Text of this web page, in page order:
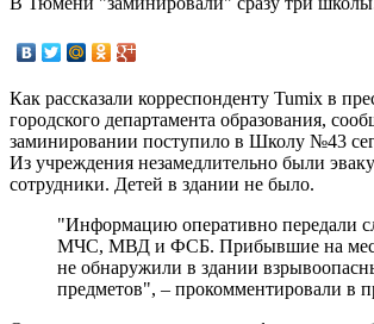
Как рассказали корреспонденту Tumix в
городского департамента образования,
заминировании поступило в Школу №43
Из учреждения незамедлительно были
сотрудники. Детей в здании не было.
"Информацию оперативно передали
МЧС, МВД и ФСБ. Прибывшие на
не обнаружили в здании
предметов", – прокомментировали в